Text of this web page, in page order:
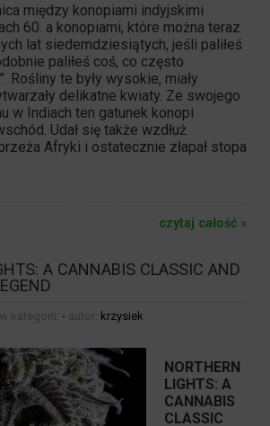
między konopiami indyjskimi
60. a konopiami, które można teraz
lat siedemdziesiątych, jeśli paliłeś
paliłeś coś, co często
Rośliny te były wysokie, miały
delikatne kwiaty. Ze swojego
w Indiach ten gatunek konopi
Udał się także wzdłuż
Afryki i ostatecznie złapał stopa
czytaj całość »
A CANNABIS CLASSIC AND
w kategorii: - autor: krzysiek
NORTHERN
LIGHTS: A
CANNABIS
CLASSIC